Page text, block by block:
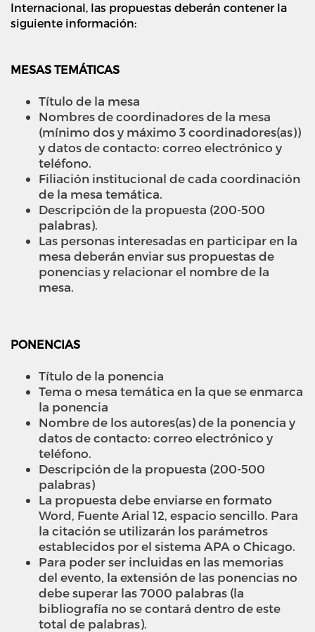
Internacional, las propuestas deberán contener la
siguiente información:
MESAS TEMÁTICAS
Título de la mesa
Nombres de coordinadores de la mesa
(mínimo dos y máximo 3 coordinadores(as))
y datos de contacto: correo electrónico y
teléfono.
Filiación institucional de cada coordinación
de la mesa temática.
Descripción de la propuesta (200-500
palabras).
Las personas interesadas en participar en la
mesa deberán enviar sus propuestas de
ponencias y relacionar el nombre de la
mesa.
PONENCIAS
Título de la ponencia
Tema o mesa temática en la que se enmarca
la ponencia
Nombre de los autores(as) de la ponencia y
datos de contacto: correo electrónico y
teléfono.
Descripción de la propuesta (200-500
palabras)
La propuesta debe enviarse en formato
Word, Fuente Arial 12, espacio sencillo. Para
la citación se utilizarán los parámetros
establecidos por el sistema APA o Chicago.
Para poder ser incluidas en las memorias
del evento, la extensión de las ponencias no
debe superar las 7000 palabras (la
bibliografía no se contará dentro de este
total de palabras).